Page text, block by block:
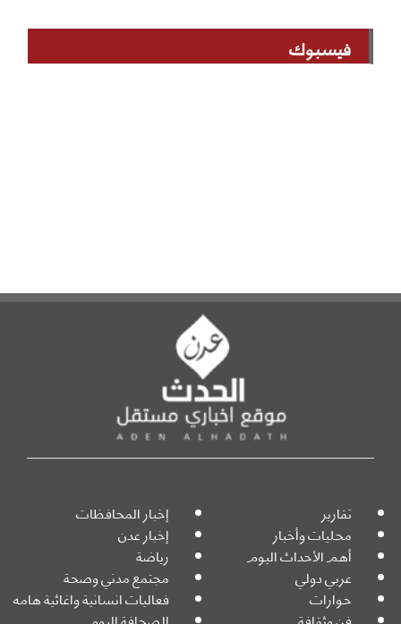
فيسبوك
تقارير إخبار المحافظات
محليات وأخبار إخبار عدن
أهم الأحداث اليوم رياضة
عربي دولي مجتمع مدني وصحة
حوارات فعاليات انسانية واغاثية هامه